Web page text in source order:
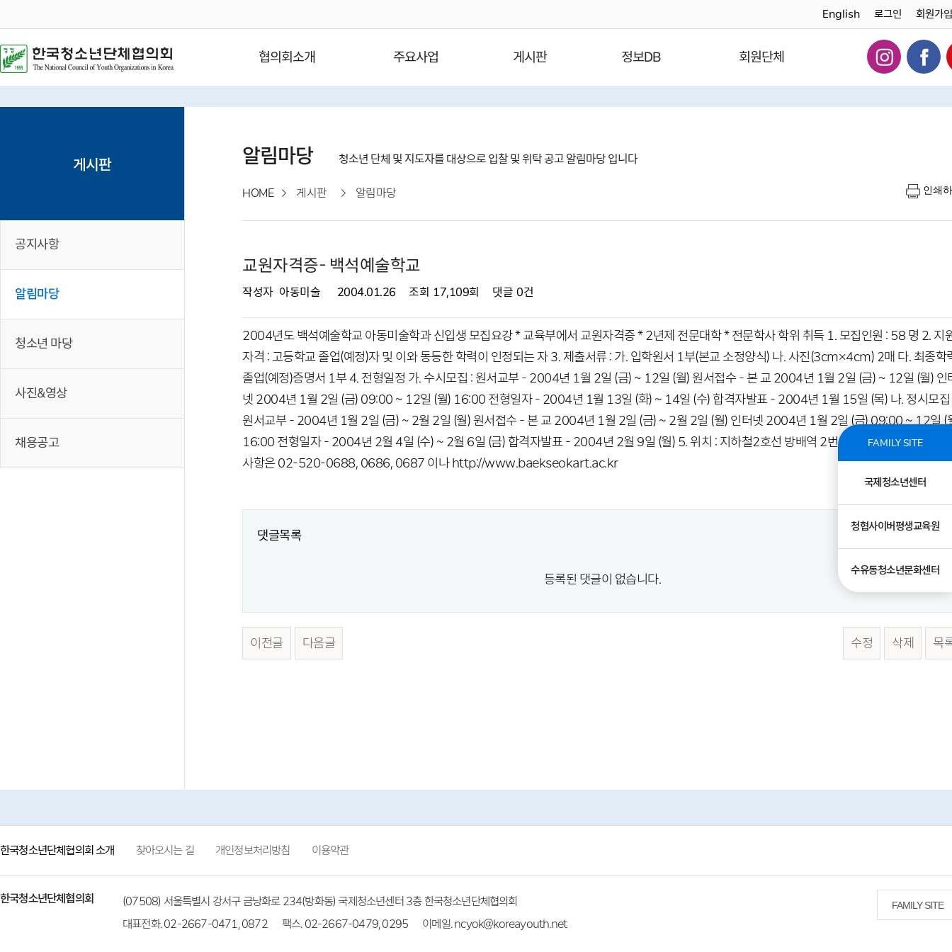
English 로그인 회원가입
협의회소개 주요사업 게시판 정보DB 회원단체
FAMILY SITE
국제청소년센터
청협사이버평생교육원
수유동청소년문화센터
게시판
공지사항
알림마당
청소년 마당
사진&영상
채용공고
알림마당 청소년 단체 및 지도자를 대상으로 입찰 및 위탁 공고 알림마당 입니다
HOME 게시판 알림마당 인쇄
교원자격증- 백석예술학교
작성자 아동미술 2004.01.26 조회 17,109회 댓글 0건
2004년도 백석예술학교 아동미술학과 신입생 모집요강 * 교육부에서 교원자격증 * 2년제 전문대학 * 전문학사 학위 취득 1. 모집인원 : 58 명 2. 지
자격 : 고등학교 졸업(예정)자 및 이와 동등한 학력이 인정되는 자 3. 제출서류 : 가. 입학원서 1부(본교 소정양식) 나. 사진(3cm×4cm) 2매 다. 최종학
졸업(예정)증명서 1부 4. 전형일정 가. 수시모집 : 원서교부 - 2004년 1월 2일 (금) ~ 12일 (월) 원서접수 - 본 교 2004년 1월 2일 (금) ~ 12일 (월) 인
넷 2004년 1월 2일 (금) 09:00 ~ 12일 (월) 16:00 전형일자 - 2004년 1월 13일 (화) ~ 14일 (수) 합격자발표 - 2004년 1월 15일 (목) 나. 정시모집
원서교부 - 2004년 1월 2일 (금) ~ 2월 2일 (월) 원서접수 - 본 교 2004년 1월 2일 (금) ~ 2월 2일 (월) 인터넷 2004년 1월 2일 (금) 09:00 ~ 12일 (
16:00 전형일자 - 2004년 2월 4일 (수) ~ 2월 6일 (금) 합격자발표 - 2004년 2월 9일 (월) 5. 위치 : 지하철2호선 방배역 2번출구 바로 앞 기타 자세
사항은 02-520-0688, 0686, 0687 이나 http://www.baekseokart.ac.kr
댓글목록
등록된 댓글이 없습니다.
이전글 다음글 수정 삭제 목
한국청소년단체협의회 소개 찾아오시는 길 개인정보처리방침 이용약관
FAMILY SITE
한국청소년단체협의회
(07508) 서울특별시 강서구 금낭화로 234(방화동) 국제청소년센터 3층 한국청소년단체협의회
대표전화. 02-2667-0471, 0872
팩스. 02-2667-0479, 0295 이메일. ncyok@koreayouth.net